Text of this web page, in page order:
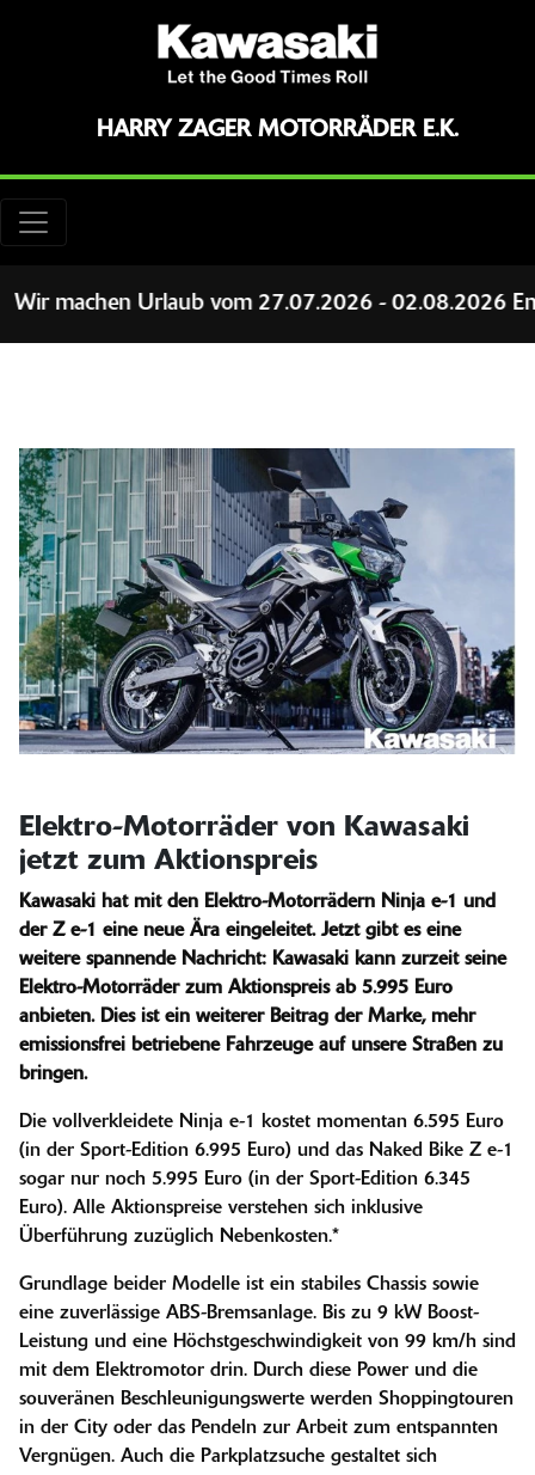
HARRY ZAGER MOTORRÄDER E.K.
machen Urlaub vom 27.07.2026 - 02.08.2026
Elektro-Motorräder von Kawasaki
jetzt zum Aktionspreis
Kawasaki hat mit den Elektro-Motorrädern Ninja e-1 und
der Z e-1 eine neue Ära eingeleitet. Jetzt gibt es eine
weitere spannende Nachricht: Kawasaki kann zurzeit seine
Elektro-Motorräder zum Aktionspreis ab 5.995 Euro
anbieten. Dies ist ein weiterer Beitrag der Marke, mehr
emissionsfrei betriebene Fahrzeuge auf unsere Straßen zu
bringen.
Die vollverkleidete Ninja e-1 kostet momentan 6.595 Euro
(in der Sport-Edition 6.995 Euro) und das Naked Bike Z e-1
sogar nur noch 5.995 Euro (in der Sport-Edition 6.345
Euro). Alle Aktionspreise verstehen sich inklusive
Überführung zuzüglich Nebenkosten.*
Grundlage beider Modelle ist ein stabiles Chassis sowie
eine zuverlässige ABS-Bremsanlage. Bis zu 9 kW Boost-
Leistung und eine Höchstgeschwindigkeit von 99 km/h sind
mit dem Elektromotor drin. Durch diese Power und die
souveränen Beschleunigungswerte werden Shoppingtouren
in der City oder das Pendeln zur Arbeit zum entspannten
Vergnügen. Auch die Parkplatzsuche gestaltet sich